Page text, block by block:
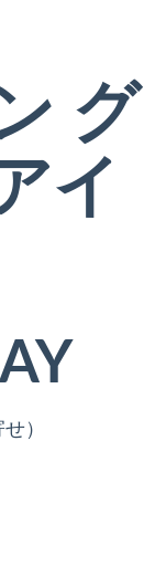
グ
イ
）